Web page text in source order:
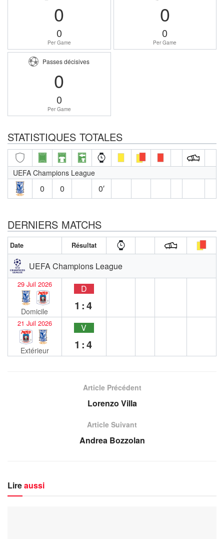
0
0
Per Game
0
0
Per Game
Passes décisives
0
0
Per Game
STATISTIQUES TOTALES
UEFA Champions League
0 0 0′
DERNIERS MATCHS
Date Résultat
UEFA Champions League
29 Juil 2026
Domicile
D
1:4
21 Juil 2026
Extérieur
V
1:4
Article Précédent
Lorenzo Villa
Article Suivant
Andrea Bozzolan
Lireaussi